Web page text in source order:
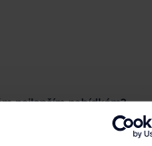
nejlepším nabídkám?